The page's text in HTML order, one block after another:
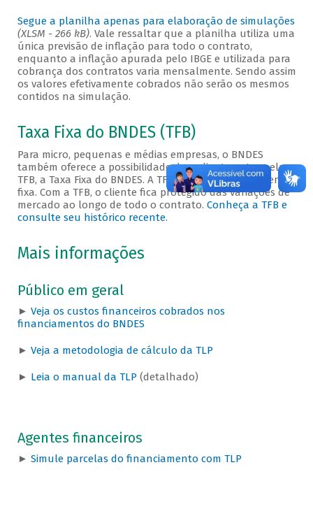
Segue a planilha apenas para elaboração de simulações
(XLSM - 266 kB). Vale ressaltar que a planilha utiliza uma
única previsão de inflação para todo o contrato,
enquanto a inflação apurada pelo IBGE e utilizada para
cobrança dos contratos varia mensalmente. Sendo assim
os valores efetivamente cobrados não serão os mesmos
contidos na simulação.
Taxa Fixa do BNDES (TFB)
Para micro, pequenas e médias empresas, o BNDES
também oferece a possibilidade de o cliente optar pela
TFB, a Taxa Fixa do BNDES. A TFB é uma taxa totalmente
fixa. Com a TFB, o cliente fica protegido das variações de
mercado ao longo de todo o contrato. Conheça a TFB e
consulte seu histórico recente.
Mais informações
Público em geral
► Veja os custos financeiros cobrados nos
financiamentos do BNDES
► Veja a metodologia de cálculo da TLP
► Leia o manual da TLP (detalhado)
Agentes financeiros
► Simule parcelas do financiamento com TLP